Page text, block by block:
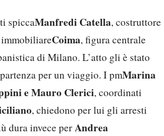
spiccaManfredi Catella, costruttore
Coima, figura centrale
di Milano. L’atto gli è stato
per un viaggio. I pmMarina
e Mauro Clerici, coordinati
, chiedono per lui gli arresti
dura invece perAndrea